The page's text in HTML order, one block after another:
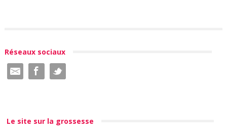
Réseaux sociaux
Le site sur la grossesse